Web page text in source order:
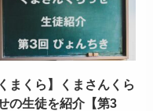
くまくら】くまさんくら
の生徒を紹介【第3